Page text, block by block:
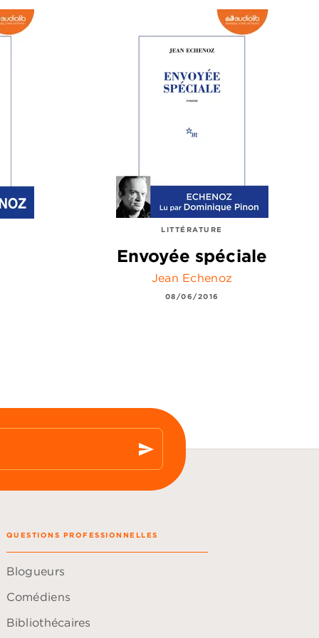
LITTÉRATURE
Envoyée spéciale
Jean Echenoz
08/06/2016
send
QUESTIONS PROFESSIONNELLES
Blogueurs
Comédiens
Bibliothécaires